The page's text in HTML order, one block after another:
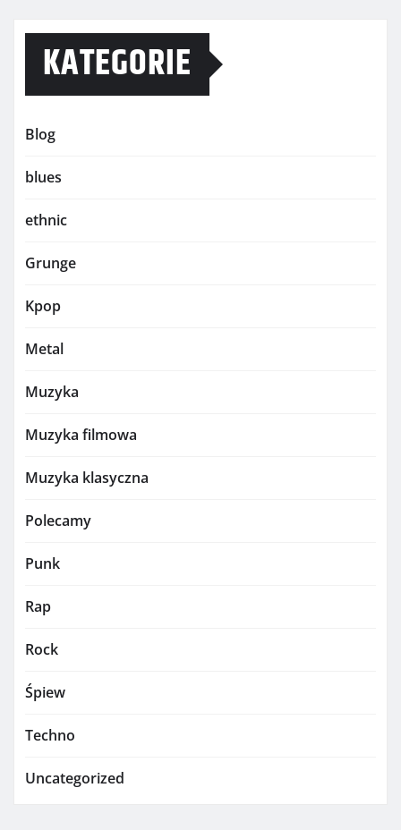
KATEGORIE
Blog
blues
ethnic
Grunge
Kpop
Metal
Muzyka
Muzyka filmowa
Muzyka klasyczna
Polecamy
Punk
Rap
Rock
Śpiew
Techno
Uncategorized